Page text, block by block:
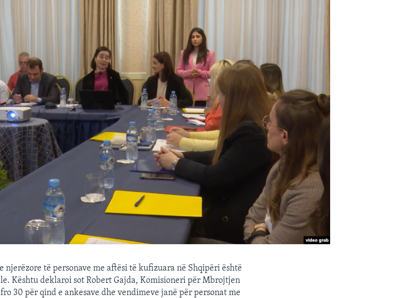
njerëzore të personave me aftësi të kufizuara në Shqipëri është
Kështu deklaroi sot Robert Gajda, Komisioneri për Mbrojtjen
30 për qind e ankesave dhe vendimeve janë për personat me